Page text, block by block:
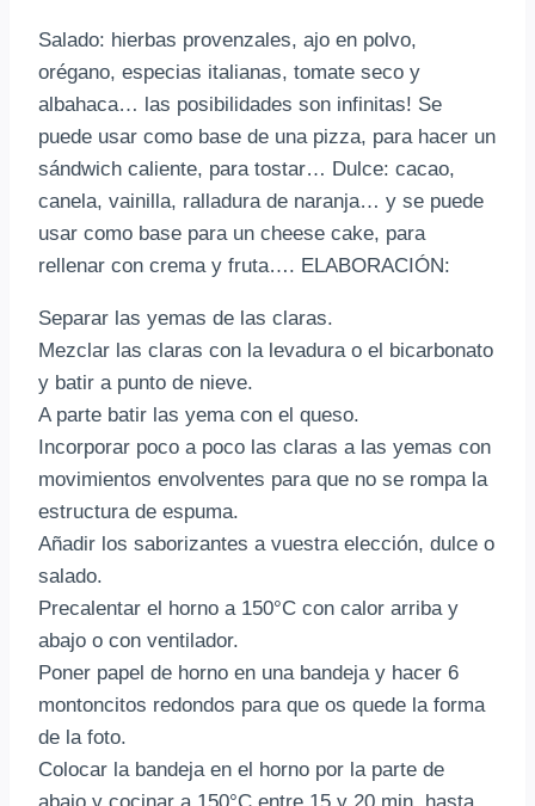
Salado: hierbas provenzales, ajo en polvo,
orégano, especias italianas, tomate seco y
albahaca… las posibilidades son infinitas! Se
puede usar como base de una pizza, para hacer un
sándwich caliente, para tostar… Dulce: cacao,
canela, vainilla, ralladura de naranja… y se puede
usar como base para un cheese cake, para
rellenar con crema y fruta…. ELABORACIÓN:
Separar las yemas de las claras.
Mezclar las claras con la levadura o el bicarbonato
y batir a punto de nieve.
A parte batir las yema con el queso.
Incorporar poco a poco las claras a las yemas con
movimientos envolventes para que no se rompa la
estructura de espuma.
Añadir los saborizantes a vuestra elección, dulce o
salado.
Precalentar el horno a 150°C con calor arriba y
abajo o con ventilador.
Poner papel de horno en una bandeja y hacer 6
montoncitos redondos para que os quede la forma
de la foto.
Colocar la bandeja en el horno por la parte de
abajo y cocinar a 150°C entre 15 y 20 min, hasta